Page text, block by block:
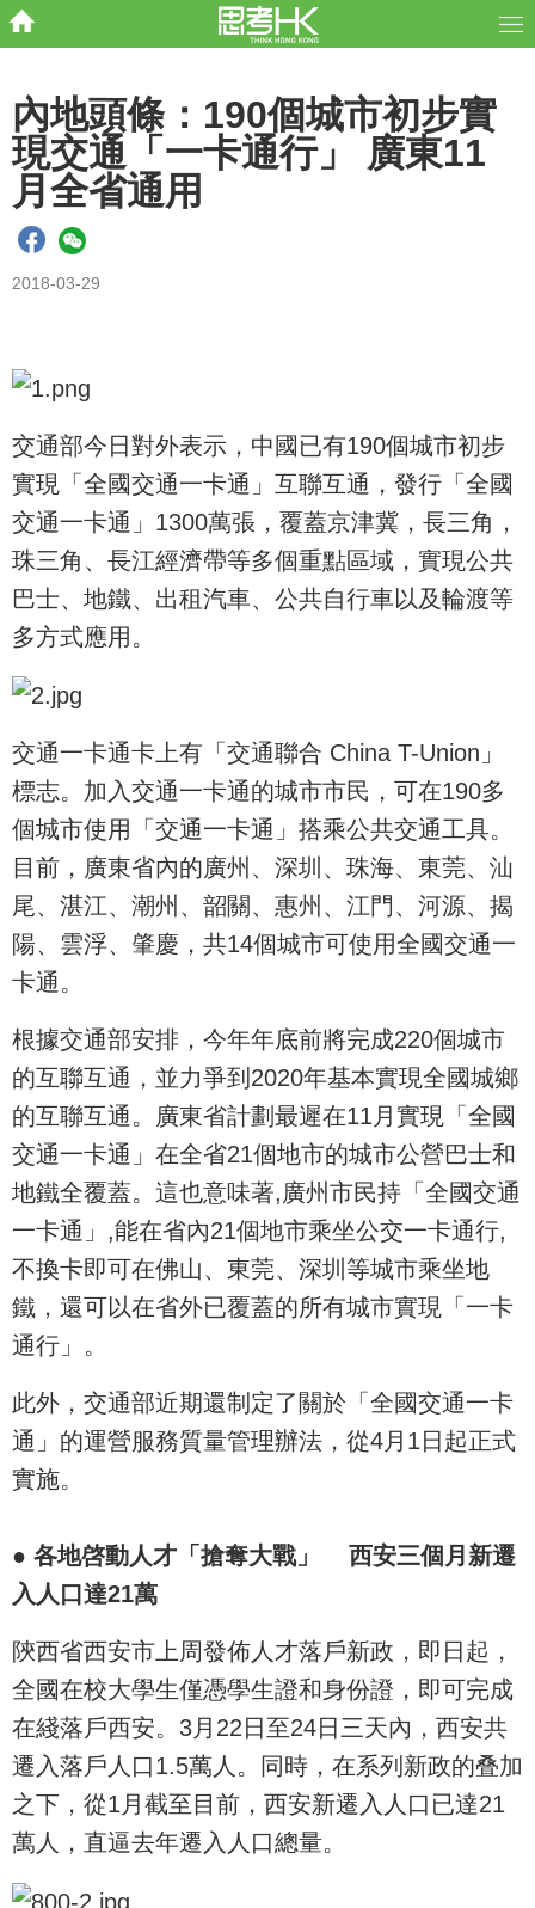
內地頭條：190個城市初步實
現交通「一卡通行」 廣東11
月全省通用
2018-03-29
交通部今日對外表示，中國已有190個城市初步
實現「全國交通一卡通」互聯互通，發行「全國
交通一卡通」1300萬張，覆蓋京津冀，長三角，
珠三角、長江經濟帶等多個重點區域，實現公共
巴士、地鐵、出租汽車、公共自行車以及輪渡等
多方式應用。
交通一卡通卡上有「交通聯合 China T-Union」
標志。加入交通一卡通的城市市民，可在190多
個城市使用「交通一卡通」搭乘公共交通工具。
目前，廣東省內的廣州、深圳、珠海、東莞、汕
尾、湛江、潮州、韶關、惠州、江門、河源、揭
陽、雲浮、肇慶，共14個城市可使用全國交通一
卡通。
根據交通部安排，今年年底前將完成220個城市
的互聯互通，並力爭到2020年基本實現全國城鄉
的互聯互通。廣東省計劃最遲在11月實現「全國
交通一卡通」在全省21個地市的城市公營巴士和
地鐵全覆蓋。這也意味著,廣州市民持「全國交通
一卡通」,能在省內21個地市乘坐公交一卡通行,
不換卡即可在佛山、東莞、深圳等城市乘坐地
鐵，還可以在省外已覆蓋的所有城市實現「一卡
通行」。
此外，交通部近期還制定了關於「全國交通一卡
通」的運營服務質量管理辦法，從4月1日起正式
實施。
● 各地啓動人才 「 搶奪大戰」
西安三個月新遷
入人口達21萬
陝西省西安市上周發佈人才落戶新政，即日起，
全國在校大學生僅憑學生證和身份證，即可完成
在綫落戶西安。3月22日至24日三天內，西安共
遷入落戶人口1.5萬人。同時，在系列新政的叠加
之下，從1月截至目前，西安新遷入人口已達21
萬人，直逼去年遷入人口總量。